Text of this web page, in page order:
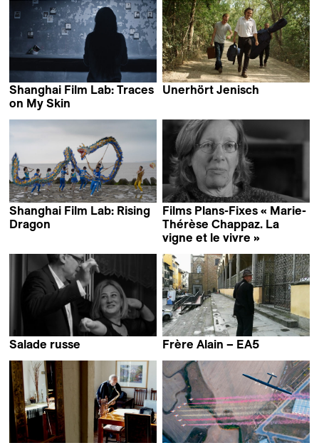
Shanghai Film Lab: Traces
on My Skin
Unerhört Jenisch
Shanghai Film Lab: Rising
Dragon
Films Plans-Fixes « Marie-
Thérèse Chappaz. La
vigne et le vivre »
Salade russe
Frère Alain – EA5